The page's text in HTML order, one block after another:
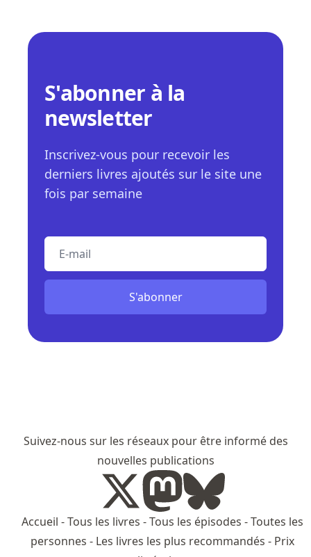
S'abonner à la
newsletter
Inscrivez-vous pour recevoir les
derniers livres ajoutés sur le site une
fois par semaine
S'abonner
Suivez-nous sur les réseaux pour être informé des
nouvelles publications
Accueil -Tous les livres -Tous les épisodes -Toutes les
personnes - Les livres les plus recommandés - Prix